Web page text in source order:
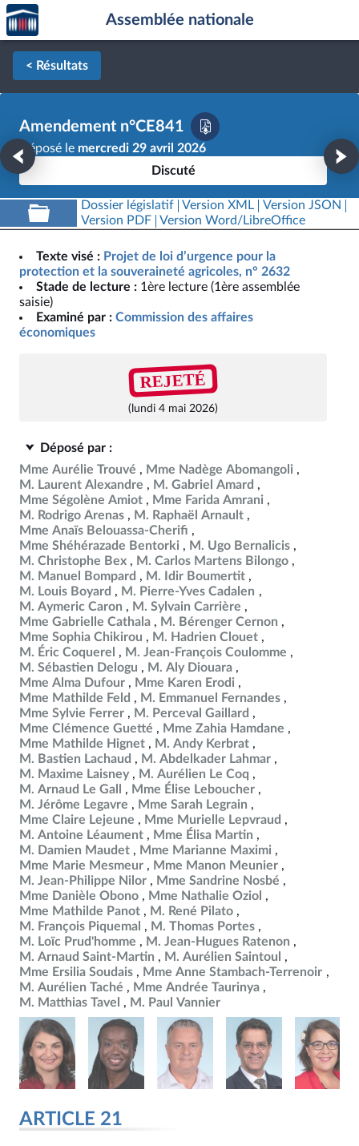
Aller au contenu
Aller en bas de la page
Accèder
à la
page
d'accueil
Assemblée nationale
< Résultats
Amendement n°CE841
Déposé le mercredi 29 avril 2026
Discuté
Dossier législatif Version XML
Version JSON
Version PDF
Version Word/LibreOffice
Texte visé : Projet de loi d’urgence pour la
protection et la souveraineté agricoles, n° 2632
Stade de lecture : 1ère lecture (1ère assemblée
saisie)
Examiné par : Commission des affaires
économiques
REJETÉ
(lundi 4 mai 2026)
Déposé par :
Mme Aurélie Trouvé
Mme Nadège Abomangoli
M. Laurent Alexandre
M. Gabriel Amard
Mme Ségolène Amiot
Mme Farida Amrani
M. Rodrigo Arenas
M. Raphaël Arnault
Mme Anaïs Belouassa-Cherifi
Mme Shéhérazade Bentorki
M. Ugo Bernalicis
M. Christophe Bex
M. Carlos Martens Bilongo
M. Manuel Bompard
M. Idir Boumertit
M. Louis Boyard
M. Pierre-Yves Cadalen
M. Aymeric Caron
M. Sylvain Carrière
Mme Gabrielle Cathala
M. Bérenger Cernon
Mme Sophia Chikirou
M. Hadrien Clouet
M. Éric Coquerel
M. Jean-François Coulomme
M. Sébastien Delogu
M. Aly Diouara
Mme Alma Dufour
Mme Karen Erodi
Mme Mathilde Feld
M. Emmanuel Fernandes
Mme Sylvie Ferrer
M. Perceval Gaillard
Mme Clémence Guetté
Mme Zahia Hamdane
Mme Mathilde Hignet
M. Andy Kerbrat
M. Bastien Lachaud
M. Abdelkader Lahmar
M. Maxime Laisney
M. Aurélien Le Coq
M. Arnaud Le Gall
Mme Élise Leboucher
M. Jérôme Legavre
Mme Sarah Legrain
Mme Claire Lejeune
Mme Murielle Lepvraud
M. Antoine Léaument
Mme Élisa Martin
M. Damien Maudet
Mme Marianne Maximi
Mme Marie Mesmeur
Mme Manon Meunier
M. Jean-Philippe Nilor
Mme Sandrine Nosbé
Mme Danièle Obono
Mme Nathalie Oziol
Mme Mathilde Panot
M. René Pilato
M. François Piquemal
M. Thomas Portes
M. Loïc Prud'homme
M. Jean-Hugues Ratenon
M. Arnaud Saint-Martin
M. Aurélien Saintoul
Mme Ersilia Soudais
Mme Anne Stambach-Terrenoir
M. Aurélien Taché
Mme Andrée Taurinya
M. Matthias Tavel
M. Paul Vannier
ARTICLE 21